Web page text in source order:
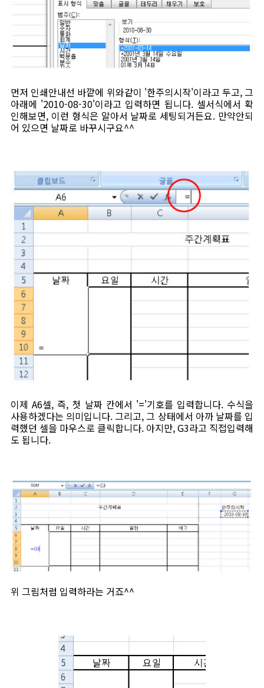
먼저 인쇄안내선 바깥에 위와같이 '한주의시작'이라고 두고, 그
아래에 '2010-08-30'이라고 입력하면 됩니다. 셀서식에서 확
인해보면, 이런 형식은 알아서 날짜로 세팅되거든요. 만약안되
어 있으면 날짜로 바꾸시구요^^
이제 A6셀, 즉, 첫 날짜 칸에서 '='기호를 입력합니다. 수식을
사용하겠다는 의미입니다. 그리고, 그 상태에서 아까 날짜를 입
력했던 셀을 마우스로 클릭합니다. 아지만, G3라고 직접입력해
도 됩니다.
위 그림처럼 입력하라는 거죠^^